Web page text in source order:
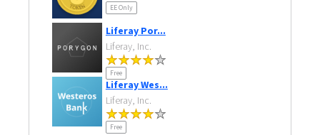
EE Only
Liferay Por...
Liferay, Inc.
Free
Liferay Wes...
Liferay, Inc.
Free